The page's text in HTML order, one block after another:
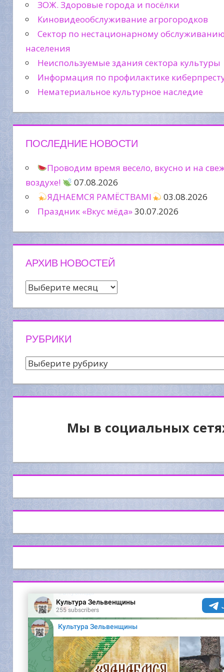
ЗОЖ. Здоровые города и посёлки
Киновидеообслуживание агрогородков
Сектор по нестационарному
населения
Неиспользуемые здания сектора культуры
Информация по профилактике
Нематериальное культурное наследие
ПОСЛЕДНИЕ НОВОСТИ
Проводим время весело, вкусно и на
воздухе!
07.08.2026
ЯДНАЕМСЯ РАМЁСТВАМІ
03.08.2026
Праздник «Вкус мёда»30.07.2026
АРХИВ НОВОСТЕЙ
Архив
РУБРИКИ
Рубрики
Мы в социальных